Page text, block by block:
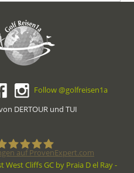
Follow @golfreisen1a
DERTOUR und TUI
auf ProvenExpert.com
West Cliffs GC by Praia D el Ray -